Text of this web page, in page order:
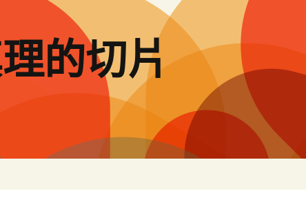
的切片